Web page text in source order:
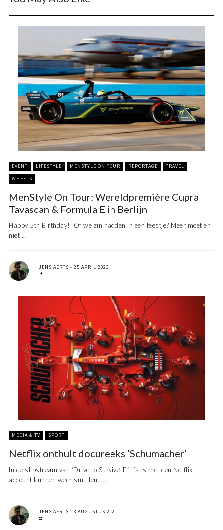
EVENT LIFESTYLE MENSTYLE ON TOUR REPORTAGE
TRAVEL
WHEELS
MenStyle On Tour: Wereldpremière Cupra
Tavascan & Formula E in Berlijn
Happy 5th Birthday! Of we zin hadden in een feestje? Meer moet er
niet ...
JENS AERTS 25 APRIL 2023
MEDIA & TV SPORT
Netflix onthult docureeks ‘Schumacher’
In de slipstream van ‘Drive to Survive’ F1-fans met een Netflix-
account kunnen weer smullen. ...
JENS AERTS 3 AUGUSTUS 2021